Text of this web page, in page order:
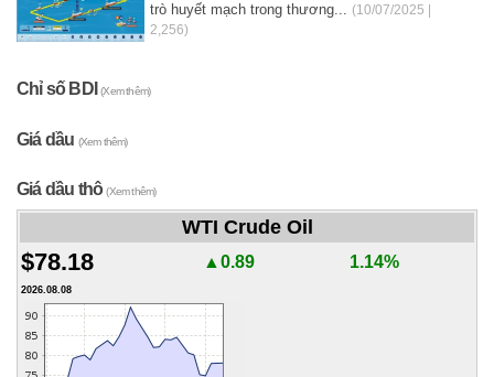
trò huyết mạch trong thương... (10/07/2025 |
2,256)
Chỉ số BDI(Xem thêm)
Giá dầu (Xem thêm)
Giá dầu thô(Xem thêm)
WTI Crude Oil
$78.18 ▲0.89 1.14%
2026.08.08